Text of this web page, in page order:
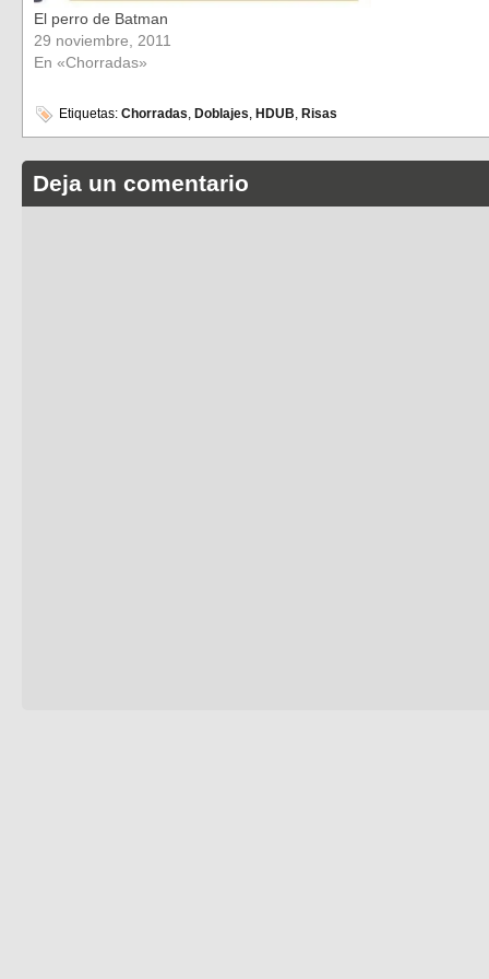
El perro de Batman
29 noviembre, 2011
En «Chorradas»
Etiquetas: Chorradas, Doblajes, HDUB, Risas
Deja un comentario